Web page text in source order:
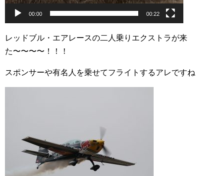
00:00 00:22
レッドブル・エアレースの二人乗りエクストラが来
た〜〜〜〜！！！
スポンサーや有名人を乗せてフライトするアレですね